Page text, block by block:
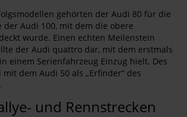
gehörten der Audi 80 für die
der Audi 100, mit dem die obere
wurde. Einen echten Meilenstein
der Audi quattro dar, mit dem erstmals
einem Serienfahrzeug Einzug hielt. Des
dem Audi 50 als „Erfinder“ des
und Rennstrecken